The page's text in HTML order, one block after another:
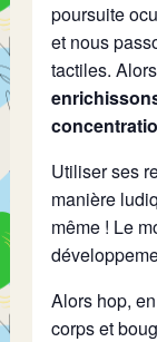
poursuite
et nous
tactiles.
Utiliser ses
manière
même ! Le
Alors hop,
corps et